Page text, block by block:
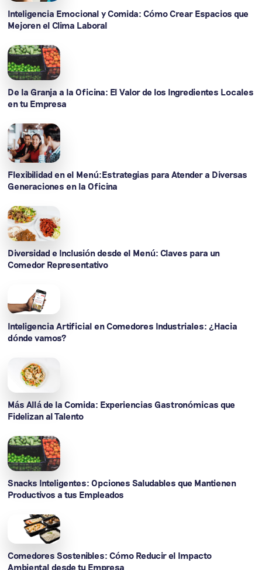
Inteligencia Emocional y Comida: Cómo Crear Espacios que
Mejoren el Clima Laboral
De la Granja a la Oficina: El Valor de los Ingredientes Locales
en tu Empresa
Flexibilidad en el Menú:Estrategias para Atender a Diversas
Generaciones en la Oficina
Diversidad e Inclusión desde el Menú: Claves para un
Comedor Representativo
Inteligencia Artificial en Comedores Industriales: ¿Hacia
dónde vamos?
Más Allá de la Comida: Experiencias Gastronómicas que
Fidelizan al Talento
Snacks Inteligentes: Opciones Saludables que Mantienen
Productivos a tus Empleados
Comedores Sostenibles: Cómo Reducir el Impacto
Ambiental desde tu Empresa